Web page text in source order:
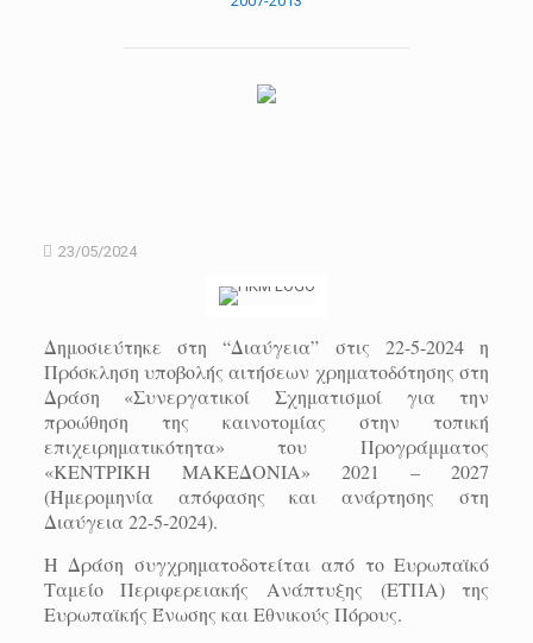
23/05/2024
Δημοσιεύτηκε στη “Διαύγεια” στις 22-5-2024 η
Πρόσκληση υποβολής αιτήσεων χρηματοδότησης στη
Δράση «Συνεργατικοί Σχηματισμοί για την
προώθηση της καινοτομίας στην τοπική
επιχειρηματικότητα» του Προγράμματος
«ΚΕΝΤΡΙΚΗ ΜΑΚΕΔΟΝΙΑ» 2021 – 2027
(Ημερομηνία απόφασης και ανάρτησης στη
Διαύγεια 22-5-2024).
Η Δράση συγχρηματοδοτείται από το Ευρωπαϊκό
Ταμείο Περιφερειακής Ανάπτυξης (ΕΤΠΑ) της
Ευρωπαϊκής Ένωσης και Εθνικούς Πόρους.